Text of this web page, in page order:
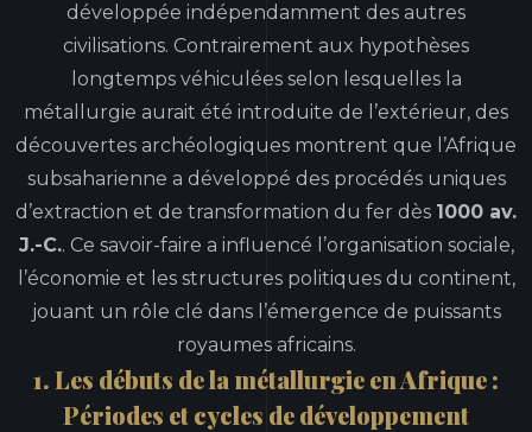
développée indépendamment des autres
civilisations. Contrairement aux hypothèses
longtemps véhiculées selon lesquelles la
métallurgie aurait été introduite de l’extérieur, des
découvertes archéologiques montrent que l’Afrique
subsaharienne a développé des procédés uniques
d’extraction et de transformation du fer dès 1000 av.
J.-C.. Ce savoir-faire a influencé l’organisation sociale,
l’économie et les structures politiques du continent,
jouant un rôle clé dans l’émergence de puissants
royaumes africains.
1. Les débuts de la métallurgie en Afrique :
Périodes et cycles de développement